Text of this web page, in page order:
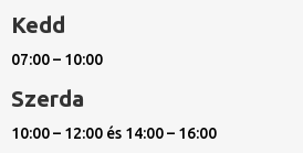
Kedd
07:00 – 10:00
Szerda
10:00 – 12:00 és 14:00 – 16:00